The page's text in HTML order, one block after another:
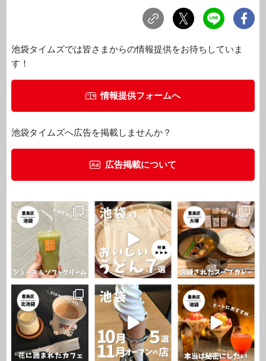
池袋タイムズでは皆さまからの情報提供をお待ちしていま
す！
情報提供フォームへ
池袋タイムズへ広告を掲載しませんか？
広告掲載について